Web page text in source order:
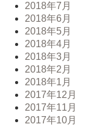
2018年7月
2018年6月
2018年5月
2018年4月
2018年3月
2018年2月
2018年1月
2017年12月
2017年11月
2017年10月